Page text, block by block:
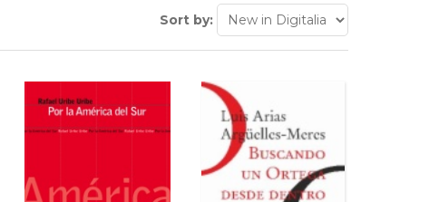
Sort by: